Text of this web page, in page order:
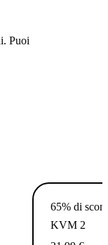
Puoi
65% di
KVM 2